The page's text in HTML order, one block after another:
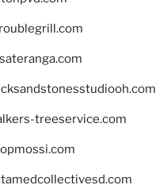
treeservice.com